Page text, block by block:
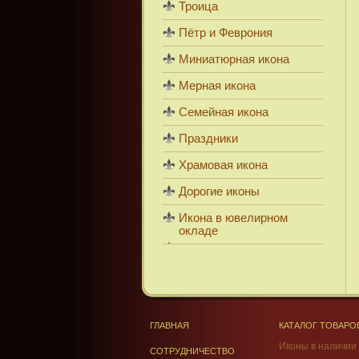
Троица
Пётр и Феврония
Миниатюрная икона
Мерная икона
Семейная икона
Праздники
Храмовая икона
Дорогие иконы
Икона в ювелирном
окладе
ГЛАВНАЯ
СОТРУДНИЧЕСТВО
КАТАЛОГ
Иконы в наличии